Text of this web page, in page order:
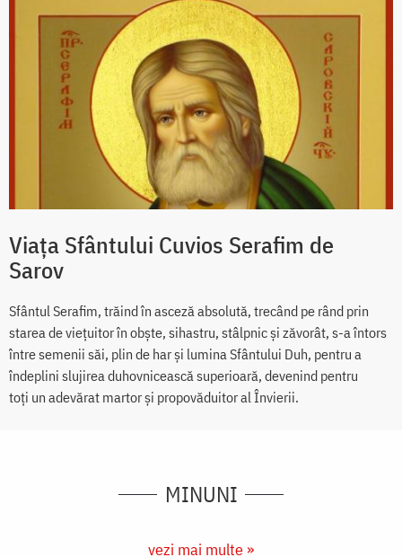
Viața Sfântului Cuvios Serafim de
Sarov
Sfântul Serafim, trăind în asceză absolută, trecând pe rând prin
starea de viețuitor în obște, sihastru, stâlpnic și zăvorât, s-a întors
între semenii săi, plin de har și lumina Sfântului Duh, pentru a
îndeplini slujirea duhovnicească superioară, devenind pentru
toți un adevărat martor și propovăduitor al Învierii.
MINUNI
vezi mai multe »